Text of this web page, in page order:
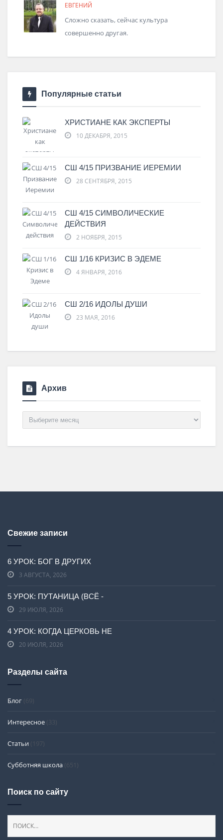
ЕВГЕНИЙ
Сложно сказать, сейчас культура
совершенно другая.
Популярные статьи
ХРИСТИАНЕ КАК ЭКСПЕРТЫ
10 ДЕКАБРЯ, 2015
СШ 4/15 ПРИЗВАНИЕ ИЕРЕМИИ
28 СЕНТЯБРЯ, 2015
СШ 4/15 СИМВОЛИЧЕСКИЕ
ДЕЙСТВИЯ
2 НОЯБРЯ, 2015
СШ 1/16 КРИЗИС В ЭДЕМЕ
4 ЯНВАРЯ, 2016
СШ 2/16 ИДОЛЫ ДУШИ
23 МАЯ, 2016
Архив
Архив
Свежие записи
6 УРОК: БОГ В ДРУГИХ
3 АВГУСТА, 2026
5 УРОК: ПУТАНИЦА (ВСЁ -
29 ИЮЛЯ, 2026
4 УРОК: КОГДА ЦЕРКОВЬ НЕ
20 ИЮЛЯ, 2026
Разделы сайта
Блог (69)
Интересное (33)
Статьи (197)
Субботняя школа (651)
Поиск по сайту